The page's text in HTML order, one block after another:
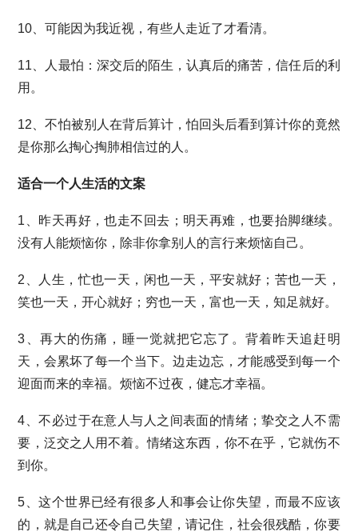
10、可能因为我近视，有些人走近了才看清。
11、人最怕：深交后的陌生，认真后的痛苦，信任后的利
用。
12、不怕被别人在背后算计，怕回头后看到算计你的竟然
是你那么掏心掏肺相信过的人。
适合一个人生活的文案
1、昨天再好，也走不回去；明天再难，也要抬脚继续。
没有人能烦恼你，除非你拿别人的言行来烦恼自己。
2、人生，忙也一天，闲也一天，平安就好；苦也一天，
笑也一天，开心就好；穷也一天，富也一天，知足就好。
3、再大的伤痛，睡一觉就把它忘了。背着昨天追赶明
天，会累坏了每一个当下。边走边忘，才能感受到每一个
迎面而来的幸福。烦恼不过夜，健忘才幸福。
4、不必过于在意人与人之间表面的情绪；挚交之人不需
要，泛交之人用不着。情绪这东西，你不在乎，它就伤不
到你。
5、这个世界已经有很多人和事会让你失望，而最不应该
的，就是自己还令自己失望，请记住，社会很残酷，你要